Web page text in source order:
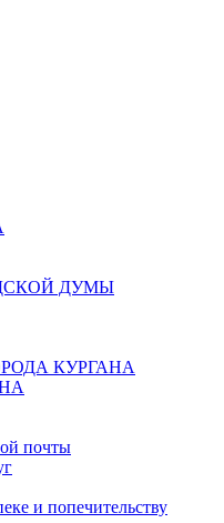
ДУМЫ
КУРГАНА
почты
и попечительству